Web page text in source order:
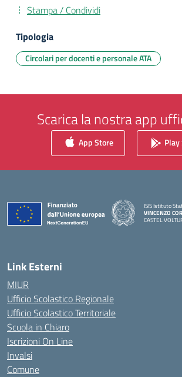
Stampa / Condividi
Tipologia
Circolari per docenti e personale ATA
Scarica la nostra app
App Store
ISIS Istituto
VINCENZO
CASTEL
Link Esterni
MIUR
Ufficio Scolastico Regionale
Ufficio Scolastico Territoriale
Scuola in Chiaro
Iscrizioni On Line
Invalsi
Comune